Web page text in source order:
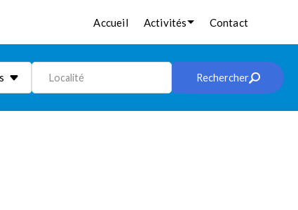
Accueil Activités Contact
Localité Rechercher